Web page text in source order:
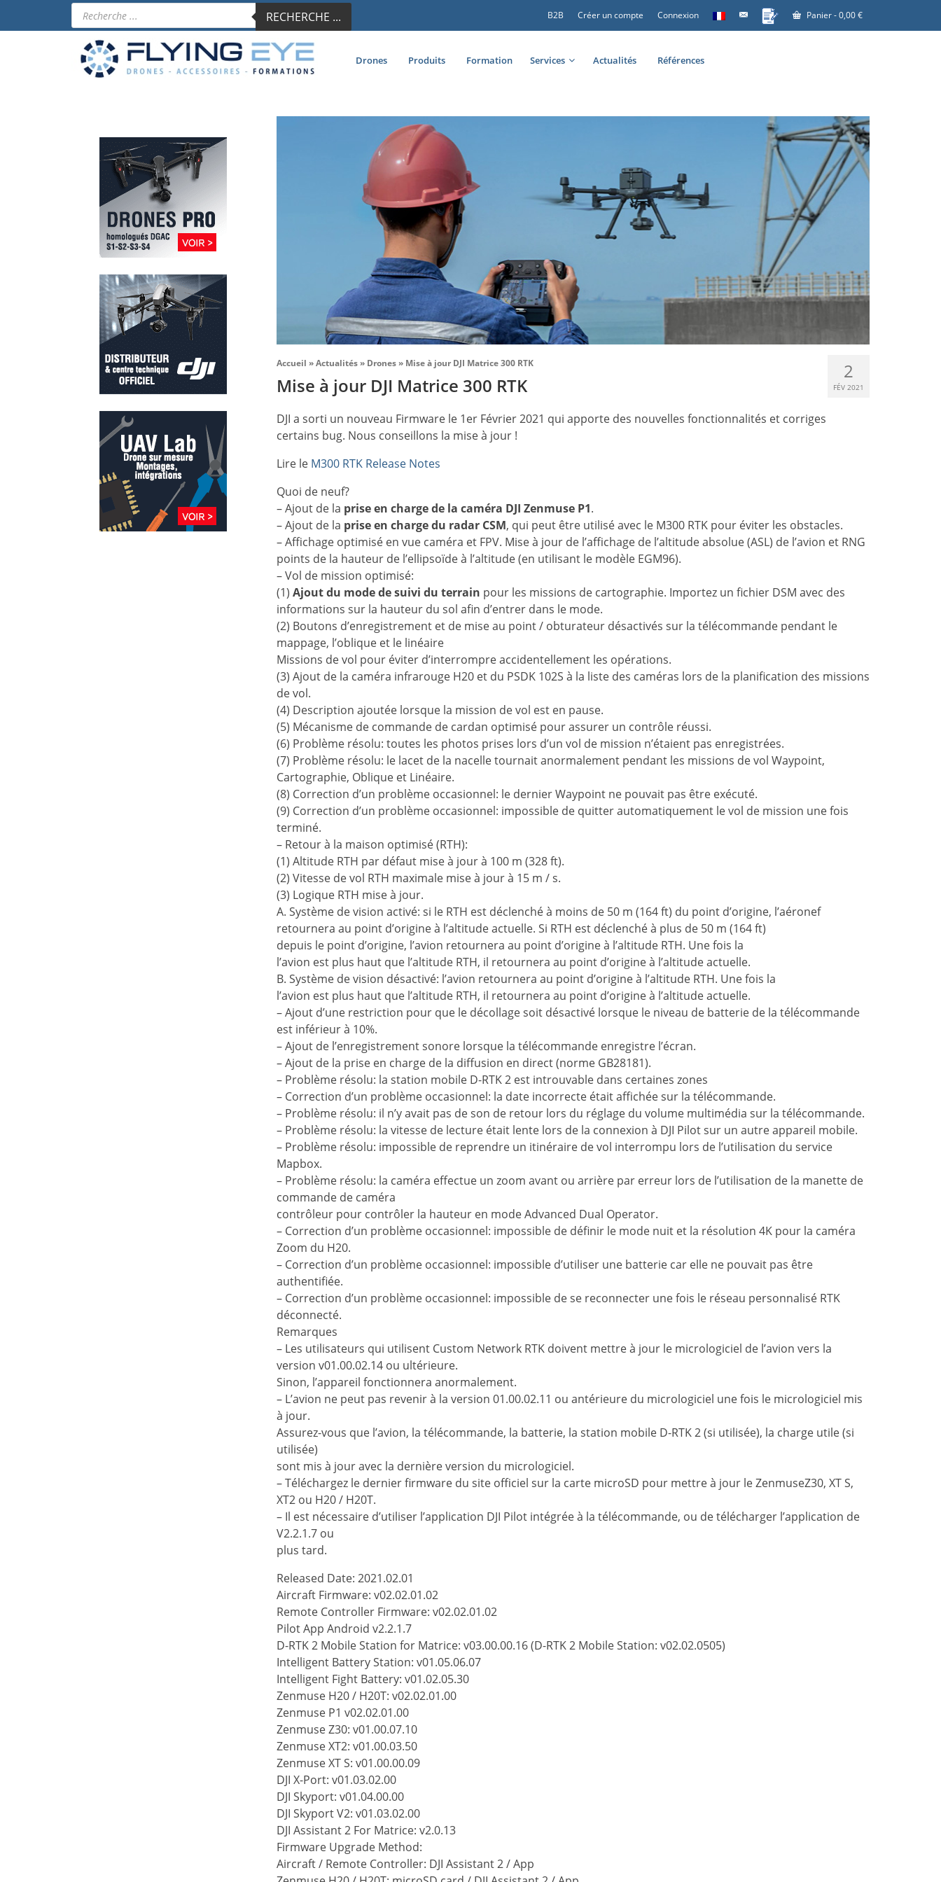
B2B Créer un compte Connexion Panier-0,00€
Recherche
de
produits
RECHERCHE ...
Drones Produits Formation Services Actualités Références
2
FÉV 2021
Accueil » Actualités » Drones » Mise à jour DJI Matrice 300 RTK
Mise à jour DJI Matrice 300 RTK
DJI a sorti un nouveau Firmware le 1er Février 2021 qui apporte des nouvelles fonctionnalités et corriges
certains bug. Nous conseillons la mise à jour !
Lire le M300 RTK Release Notes
Quoi de neuf?
– Ajout de la prise en charge de la caméra DJI Zenmuse P1.
– Ajout de la prise en charge du radar CSM, qui peut être utilisé avec le M300 RTK pour éviter les obstacles.
– Affichage optimisé en vue caméra et FPV. Mise à jour de l’affichage de l’altitude absolue (ASL) de l’avion et RNG
points de la hauteur de l’ellipsoïde à l’altitude (en utilisant le modèle EGM96).
– Vol de mission optimisé:
(1) Ajout du mode de suivi du terrain pour les missions de cartographie. Importez un fichier DSM avec des
informations sur la hauteur du sol afin d’entrer dans le mode.
(2) Boutons d’enregistrement et de mise au point / obturateur désactivés sur la télécommande pendant le
mappage, l’oblique et le linéaire
Missions de vol pour éviter d’interrompre accidentellement les opérations.
(3) Ajout de la caméra infrarouge H20 et du PSDK 102S à la liste des caméras lors de la planification des missions
de vol.
(4) Description ajoutée lorsque la mission de vol est en pause.
(5) Mécanisme de commande de cardan optimisé pour assurer un contrôle réussi.
(6) Problème résolu: toutes les photos prises lors d’un vol de mission n’étaient pas enregistrées.
(7) Problème résolu: le lacet de la nacelle tournait anormalement pendant les missions de vol Waypoint,
Cartographie, Oblique et Linéaire.
(8) Correction d’un problème occasionnel: le dernier Waypoint ne pouvait pas être exécuté.
(9) Correction d’un problème occasionnel: impossible de quitter automatiquement le vol de mission une fois
terminé.
– Retour à la maison optimisé (RTH):
(1) Altitude RTH par défaut mise à jour à 100 m (328 ft).
(2) Vitesse de vol RTH maximale mise à jour à 15 m / s.
(3) Logique RTH mise à jour.
A. Système de vision activé: si le RTH est déclenché à moins de 50 m (164 ft) du point d’origine, l’aéronef
retournera au point d’origine à l’altitude actuelle. Si RTH est déclenché à plus de 50 m (164 ft)
depuis le point d’origine, l’avion retournera au point d’origine à l’altitude RTH. Une fois la
l’avion est plus haut que l’altitude RTH, il retournera au point d’origine à l’altitude actuelle.
B. Système de vision désactivé: l’avion retournera au point d’origine à l’altitude RTH. Une fois la
l’avion est plus haut que l’altitude RTH, il retournera au point d’origine à l’altitude actuelle.
– Ajout d’une restriction pour que le décollage soit désactivé lorsque le niveau de batterie de la télécommande
est inférieur à 10%.
– Ajout de l’enregistrement sonore lorsque la télécommande enregistre l’écran.
– Ajout de la prise en charge de la diffusion en direct (norme GB28181).
– Problème résolu: la station mobile D-RTK 2 est introuvable dans certaines zones
– Correction d’un problème occasionnel: la date incorrecte était affichée sur la télécommande.
– Problème résolu: il n’y avait pas de son de retour lors du réglage du volume multimédia sur la télécommande.
– Problème résolu: la vitesse de lecture était lente lors de la connexion à DJI Pilot sur un autre appareil mobile.
– Problème résolu: impossible de reprendre un itinéraire de vol interrompu lors de l’utilisation du service
Mapbox.
– Problème résolu: la caméra effectue un zoom avant ou arrière par erreur lors de l’utilisation de la manette de
commande de caméra
contrôleur pour contrôler la hauteur en mode Advanced Dual Operator.
– Correction d’un problème occasionnel: impossible de définir le mode nuit et la résolution 4K pour la caméra
Zoom du H20.
– Correction d’un problème occasionnel: impossible d’utiliser une batterie car elle ne pouvait pas être
authentifiée.
– Correction d’un problème occasionnel: impossible de se reconnecter une fois le réseau personnalisé RTK
déconnecté.
Remarques
– Les utilisateurs qui utilisent Custom Network RTK doivent mettre à jour le micrologiciel de l’avion vers la
version v01.00.02.14 ou ultérieure.
Sinon, l’appareil fonctionnera anormalement.
– L’avion ne peut pas revenir à la version 01.00.02.11 ou antérieure du micrologiciel une fois le micrologiciel mis
à jour.
Assurez-vous que l’avion, la télécommande, la batterie, la station mobile D-RTK 2 (si utilisée), la charge utile (si
utilisée)
sont mis à jour avec la dernière version du micrologiciel.
– Téléchargez le dernier firmware du site officiel sur la carte microSD pour mettre à jour le ZenmuseZ30, XT S,
XT2 ou H20 / H20T.
– Il est nécessaire d’utiliser l’application DJI Pilot intégrée à la télécommande, ou de télécharger l’application de
V2.2.1.7 ou
plus tard.
Released Date: 2021.02.01
Aircraft Firmware: v02.02.01.02
Remote Controller Firmware: v02.02.01.02
Pilot App Android v2.2.1.7
D-RTK 2 Mobile Station for Matrice: v03.00.00.16 (D-RTK 2 Mobile Station: v02.02.0505)
Intelligent Battery Station: v01.05.06.07
Intelligent Fight Battery: v01.02.05.30
Zenmuse H20 / H20T: v02.02.01.00
Zenmuse P1 v02.02.01.00
Zenmuse Z30: v01.00.07.10
Zenmuse XT2: v01.00.03.50
Zenmuse XT S: v01.00.00.09
DJI X-Port: v01.03.02.00
DJI Skyport: v01.04.00.00
DJI Skyport V2: v01.03.02.00
DJI Assistant 2 For Matrice: v2.0.13
Firmware Upgrade Method:
Aircraft / Remote Controller: DJI Assistant 2 / App